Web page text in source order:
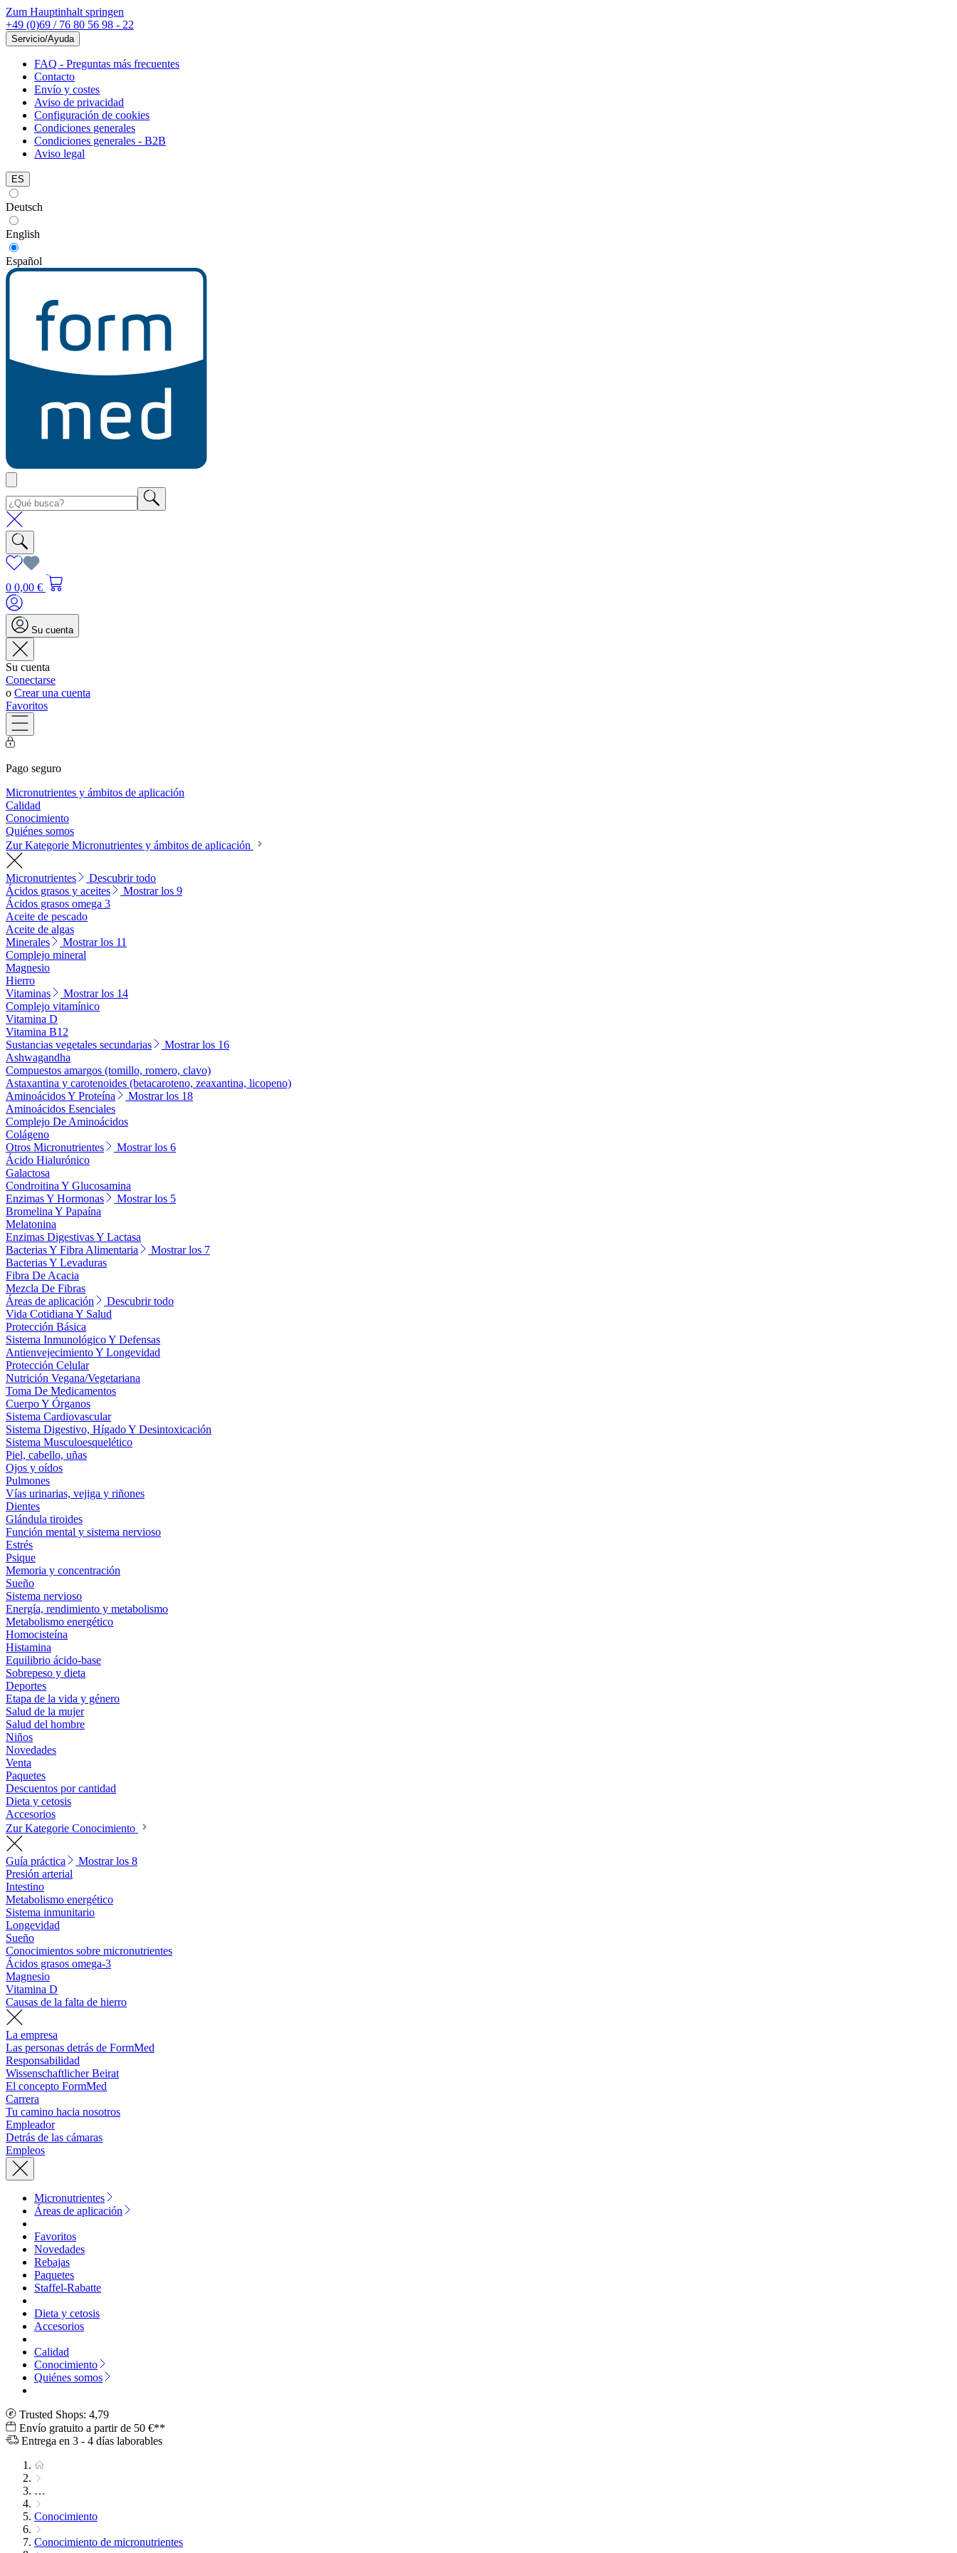
Zum Hauptinhalt springen
+49 (0)69 / 76 80 56 98 - 22
Servicio/Ayuda
FAQ - Preguntas más frecuentes
Contacto
Envío y costes
Aviso de privacidad
Configuración de cookies
Condiciones generales
Condiciones generales - B2B
Aviso legal
ES
Deutsch
English
Español
0 0,00 €
Su cuenta
Su cuenta
Conectarse
o Crear una cuenta
Favoritos
Pago seguro
Micronutrientes y ámbitos de aplicación
Calidad
Conocimiento
Quiénes somos
Zur Kategorie Micronutrientes y ámbitos de aplicación
Micronutrientes
Descubrir todo
Ácidos grasos y aceites
Mostrar los 9
Ácidos grasos omega 3
Aceite de pescado
Aceite de algas
Minerales
Mostrar los 11
Complejo mineral
Magnesio
Hierro
Vitaminas
Mostrar los 14
Complejo vitamínico
Vitamina D
Vitamina B12
Sustancias vegetales secundarias
Mostrar los 16
Ashwagandha
Compuestos amargos (tomillo, romero, clavo)
Astaxantina y carotenoides (betacaroteno, zeaxantina, licopeno)
Aminoácidos Y Proteína
Mostrar los 18
Aminoácidos Esenciales
Complejo De Aminoácidos
Colágeno
Otros Micronutrientes
Mostrar los 6
Ácido Hialurónico
Galactosa
Condroitina Y Glucosamina
Enzimas Y Hormonas
Mostrar los 5
Bromelina Y Papaína
Melatonina
Enzimas Digestivas Y Lactasa
Bacterias Y Fibra Alimentaria
Mostrar los 7
Bacterias Y Levaduras
Fibra De Acacia
Mezcla De Fibras
Áreas de aplicación
Descubrir todo
Vida Cotidiana Y Salud
Protección Básica
Sistema Inmunológico Y Defensas
Antienvejecimiento Y Longevidad
Protección Celular
Nutrición Vegana/Vegetariana
Toma De Medicamentos
Cuerpo Y Órganos
Sistema Cardiovascular
Sistema Digestivo, Hígado Y Desintoxicación
Sistema Musculoesquelético
Piel, cabello, uñas
Ojos y oídos
Pulmones
Vías urinarias, vejiga y riñones
Dientes
Glándula tiroides
Función mental y sistema nervioso
Estrés
Psique
Memoria y concentración
Sueño
Sistema nervioso
Energía, rendimiento y metabolismo
Metabolismo energético
Homocisteína
Histamina
Equilibrio ácido-base
Sobrepeso y dieta
Deportes
Etapa de la vida y género
Salud de la mujer
Salud del hombre
Niños
Novedades
Venta
Paquetes
Descuentos por cantidad
Dieta y cetosis
Accesorios
Zur Kategorie Conocimiento
Guía práctica
Mostrar los 8
Presión arterial
Intestino
Metabolismo energético
Sistema inmunitario
Longevidad
Sueño
Conocimientos sobre micronutrientes
Ácidos grasos omega-3
Magnesio
Vitamina D
Causas de la falta de hierro
La empresa
Las personas detrás de FormMed
Responsabilidad
Wissenschaftlicher Beirat
El concepto FormMed
Carrera
Tu camino hacia nosotros
Empleador
Detrás de las cámaras
Empleos
Micronutrientes
Áreas de aplicación
Favoritos
Novedades
Rebajas
Paquetes
Staffel-Rabatte
Dieta y cetosis
Accesorios
Calidad
Conocimiento
Quiénes somos
Trusted Shops: 4,79
Envío gratuito a partir de 50 €**
Entrega en 3 - 4 días laborables
…
Conocimiento
Conocimiento de micronutrientes